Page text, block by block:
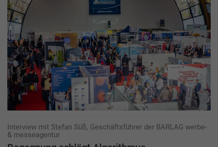
Interview mit Stefan Süß, Geschäftsführer der BARLAG werbe-
& messeagentur